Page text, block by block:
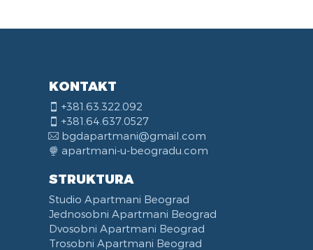
KONTAKT
+381.63.322.092
+381.64.637.0527
bgdapartmani@gmail.com
apartmani-u-beogradu.com
STRUKTURA
Studio Apartmani Beograd
Jednosobni Apartmani Beograd
Dvosobni Apartmani Beograd
Trosobni Apartmani Beograd